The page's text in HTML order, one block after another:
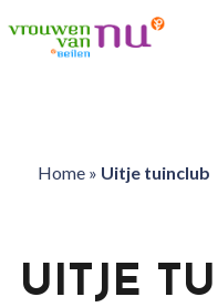
Home» Uitje tuinclub
UITJE